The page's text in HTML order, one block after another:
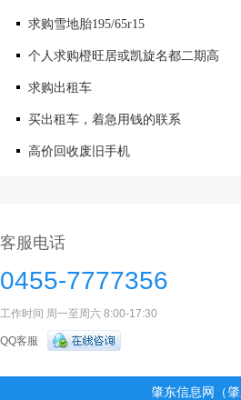
求购雪地胎195/65r15
个人求购橙旺居或凯旋名都二期高
求购出租车
买出租车，着急用钱的联系
高价回收废旧手机
客服电话
0455-7777356
工作时间 周一至周六 8:00-17:30
QQ客服
肇东信息网（